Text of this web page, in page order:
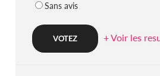
Sans avis
+ Voir les